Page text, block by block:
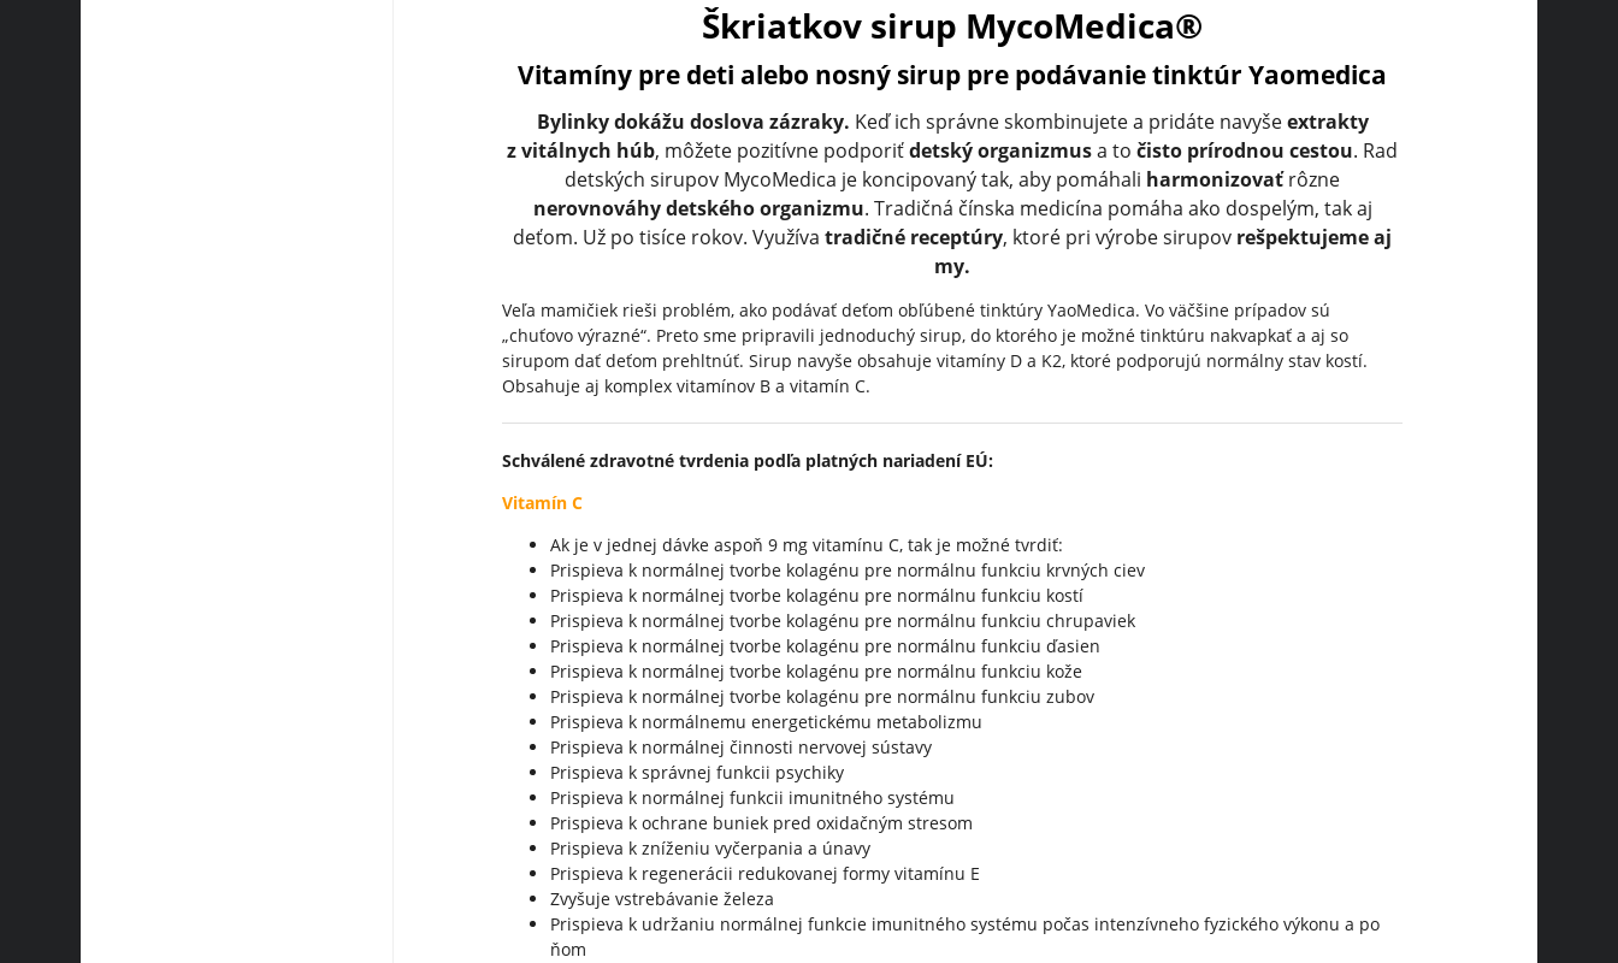
Škriatkov sirup MycoMedica®
Vitamíny pre deti alebo nosný sirup pre podávanie tinktúr Yaomedica
Bylinky dokážu doslova zázraky. Keď ich správne skombinujete a pridáte navyšeextrakty
z vitálnych húb, môžete pozitívne podporiťdetský organizmusa točisto prírodnou cestou. Rad
detských sirupov MycoMedica je koncipovaný tak, aby pomáhali harmonizovaťrôzne
nerovnováhy detského organizmu. Tradičná čínska medicína pomáha ako dospelým, tak aj
deťom. Už po tisíce rokov. Využívatradičné receptúry, ktoré pri výrobe sirupov rešpektujeme aj
my.
Veľa mamičiek rieši problém, ako podávať deťom obľúbené tinktúry YaoMedica. Vo väčšine prípadov sú
„chuťovo výrazné“. Preto sme pripravili jednoduchý sirup, do ktorého je možné tinktúru nakvapkať a aj so
sirupom dať deťom prehltnúť. Sirup navyše obsahuje vitamíny D a K2, ktoré podporujú normálny stav kostí.
Obsahuje aj komplex vitamínov B a vitamín C.
Schválené zdravotné tvrdenia podľa platných nariadení EÚ:
Vitamín C
Ak je v jednej dávke aspoň 9 mg vitamínu C, tak je možné tvrdiť:
Prispieva k normálnej tvorbe kolagénu pre normálnu funkciu krvných ciev
Prispieva k normálnej tvorbe kolagénu pre normálnu funkciu kostí
Prispieva k normálnej tvorbe kolagénu pre normálnu funkciu chrupaviek
Prispieva k normálnej tvorbe kolagénu pre normálnu funkciu ďasien
Prispieva k normálnej tvorbe kolagénu pre normálnu funkciu kože
Prispieva k normálnej tvorbe kolagénu pre normálnu funkciu zubov
Prispieva k normálnemu energetickému metabolizmu
Prispieva k normálnej činnosti nervovej sústavy
Prispieva k správnej funkcii psychiky
Prispieva k normálnej funkcii imunitného systému
Prispieva k ochrane buniek pred oxidačným stresom
Prispieva k zníženiu vyčerpania a únavy
Prispieva k regenerácii redukovanej formy vitamínu E
Zvyšuje vstrebávanie železa
Prispieva k udržaniu normálnej funkcie imunitného systému počas intenzívneho fyzického výkonu a po
ňom